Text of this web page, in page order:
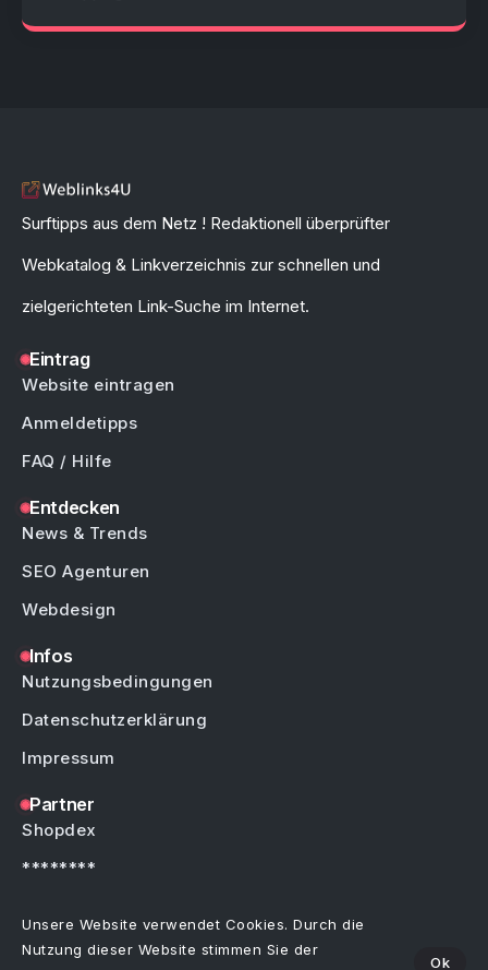
Surftipps aus dem Netz ! Redaktionell überprüfter
Webkatalog & Linkverzeichnis zur schnellen und
zielgerichteten Link-Suche im Internet.
Eintrag
Website eintragen
Anmeldetipps
FAQ / Hilfe
Entdecken
News & Trends
SEO Agenturen
Webdesign
Infos
Nutzungsbedingungen
Datenschutzerklärung
Impressum
Partner
Shopdex
********
Unsere Website verwendet Cookies. Durch die
Nutzung dieser Website stimmen Sie der
Ok